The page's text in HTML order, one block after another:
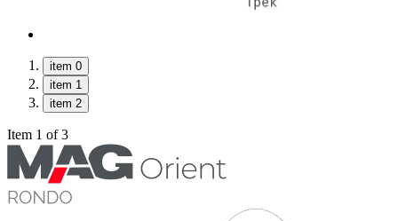
item 0
item 1
item 2
Item 1 of 3